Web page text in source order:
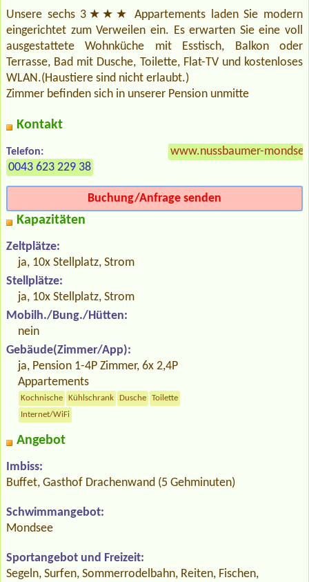
Unsere sechs 3★★★ Appartements laden Sie modern
eingerichtet zum Verweilen ein. Es erwarten Sie eine voll
ausgestattete Wohnküche mit Esstisch, Balkon oder
Terrasse, Bad mit Dusche, Toilette, Flat-TV und kostenloses
WLAN.(Haustiere sind nicht erlaubt.)
Zimmer befinden sich in unserer Pension unmitte
Kontakt
Telefon:
0043 623 229 38
www.nussbaumer-
Buchung/Anfrage senden
Kapazitäten
Zeltplätze:
ja, 10x Stellplatz, Strom
Stellplätze:
ja, 10x Stellplatz, Strom
Mobilh./Bung./Hütten:
nein
Gebäude(Zimmer/App):
ja, Pension 1-4P Zimmer, 6x 2,4P
Appartements
Kochnische Kühlschrank Dusche
Toilette
Internet/WiFi
Angebot
Imbiss:
Buffet, Gasthof Drachenwand (5 Gehminuten)
Schwimmangebot:
Mondsee
Sportangebot und Freizeit:
Segeln, Surfen, Sommerrodelbahn, Reiten, Fischen,